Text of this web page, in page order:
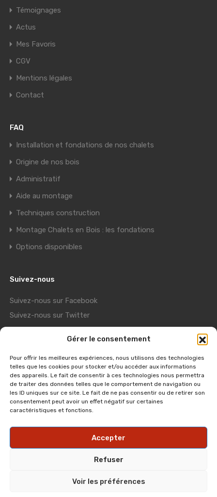
Gérer le consentement
Pour offrir les meilleures expériences, nous utilisons des technologies
telles que les cookies pour stocker et/ou accéder aux informations
des appareils. Le fait de consentir à ces technologies nous permettra
de traiter des données telles que le comportement de navigation ou
les ID uniques sur ce site. Le fait de ne pas consentir ou de retirer son
consentement peut avoir un effet négatif sur certaines
caractéristiques et fonctions.
Accepter
Refuser
Voir les préférences
Témoignages
Actus
Mes Favoris
CGV
Mentions légales
Contact
FAQ
Installation et fondations de nos chalets
Origine de nos bois
Administratif
Aide au montage
Techniques construction
Montage Chalets en Bois : les fondations
Options disponibles
Suivez-nous
Suivez-nous sur Facebook
Suivez-nous sur Twitter
Suivez-nous sur Youtube
Suivez-nous sur Pinterest
Liens utiles
Showroom Usine
Visite virtuelle